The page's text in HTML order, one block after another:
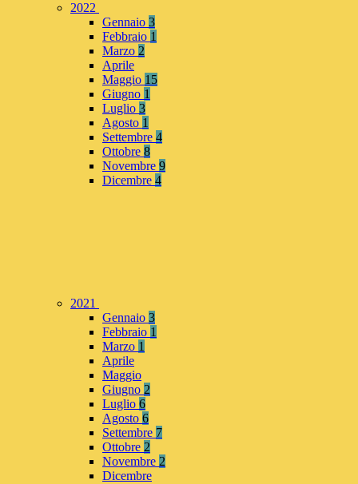
2022
Gennaio 3
Febbraio 1
Marzo 2
Aprile
Maggio 15
Giugno 1
Luglio 3
Agosto 1
Settembre 4
Ottobre 8
Novembre 9
Dicembre 4
2021
Gennaio 3
Febbraio 1
Marzo 1
Aprile
Maggio
Giugno 2
Luglio 6
Agosto 6
Settembre 7
Ottobre 2
Novembre 2
Dicembre